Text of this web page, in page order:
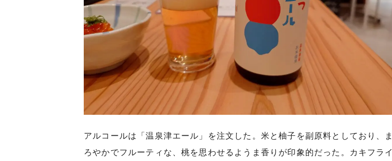
アルコールは「温泉津エール」を注文した。米と柚子を副原料としており、ま
ろやかでフルーティな、桃を思わせるようま香りが印象的だった。カキフライ